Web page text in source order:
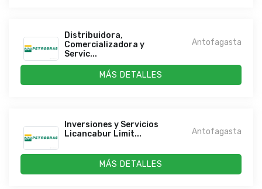
Distribuidora,
Comercializadora y
Servic...
Antofagasta
MÁS DETALLES
Inversiones y Servicios
Licancabur Limit...
Antofagasta
MÁS DETALLES